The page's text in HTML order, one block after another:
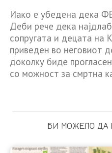
Иако е убедена дека
Деби рече дека
сопругата и децата на
приведен во неговиот
доколку биде
со можност за смртна
БИ МОЖЕЛО ДА